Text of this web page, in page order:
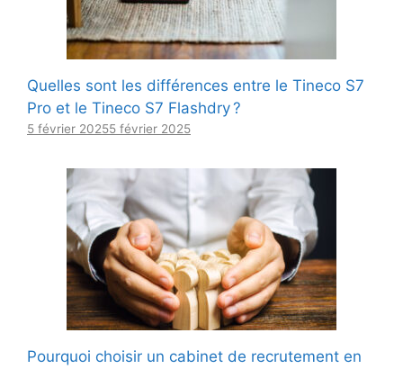
Quelles sont les différences entre le Tineco S7
Pro et le Tineco S7 Flashdry ?
5 février 20255 février 2025
Pourquoi choisir un cabinet de recrutement en